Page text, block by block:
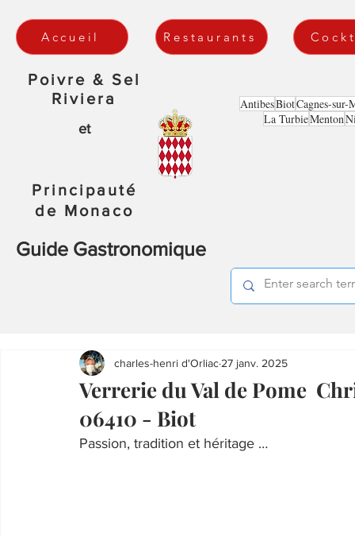
Accueil Restaurants
Poivre & Sel
Riviera
et
Principauté
de Monaco
Guide Gastronomique
AntibesBiotCagnes-sur-
La TurbieMenton
Verrerie du Val de Pome
06410 - Biot
charles-henri d'Orliac 27 janv. 2025
Passion, tradition et héritage …